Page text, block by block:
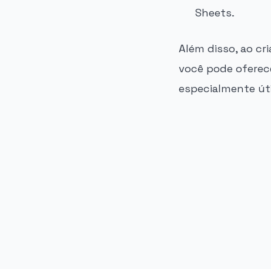
Sheets.
Além disso, ao
você pode
especialmente